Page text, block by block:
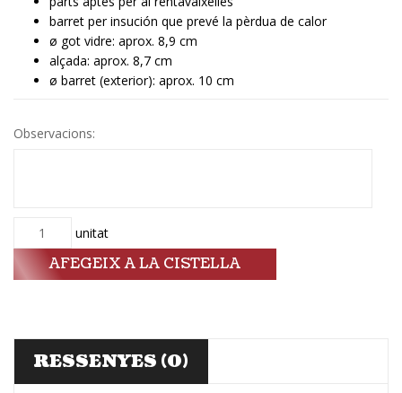
barret per insución que prevé la pèrdua de calor
ø got vidre: aprox. 8,9 cm
alçada: aprox. 8,7 cm
ø barret (exterior): aprox. 10 cm
Observacions:
Quantitat unitat
AFEGEIX A LA CISTELLA
RESSENYES (0)